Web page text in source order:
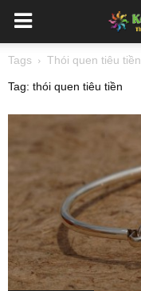
Tags Thói quen tiêu tiền
Tag: thói quen tiêu tiền